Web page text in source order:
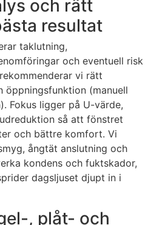
och rätt
resultat
taklutning,
och eventuell risk
vi rätt
(manuell
Fokus ligger på U-värde,
så att fönstret
och bättre komfort. Vi
ångtät anslutning och
kondens och fuktskador,
dagsljuset djupt in i
, plåt- och